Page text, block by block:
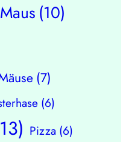
Maus (10)
(7)
(6)
Pizza (6)